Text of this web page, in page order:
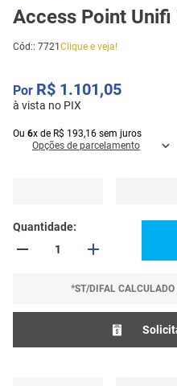
Access Point Unifi
Cód:: 7721 Clique e veja!
R$ 1.101,05
à vista no PIX
Ou 6x de R$ 193,16 sem juros
Opções de parcelamento
Quantidade
*ST/DIFAL